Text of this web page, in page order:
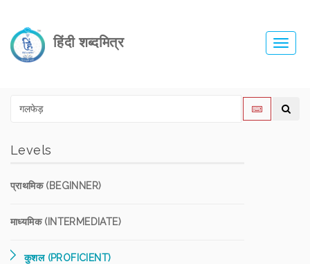
हिंदी शब्दमित्र
Levels
प्राथमिक (BEGINNER)
माध्यमिक (INTERMEDIATE)
कुशल (PROFICIENT)